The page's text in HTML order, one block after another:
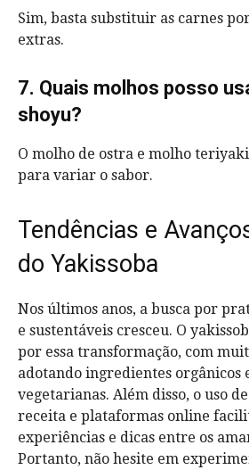
Sim, basta substituir as carnes
extras.
7. Quais molhos posso
shoyu?
O molho de ostra e molho
para variar o sabor.
Tendências e
do Yakissoba
Nos últimos anos, a busca por
e sustentáveis cresceu. O
por essa transformação, com
adotando ingredientes orgânicos
vegetarianas. Além disso, o uso
receita e plataformas online
experiências e dicas entre os
Portanto, não hesite em